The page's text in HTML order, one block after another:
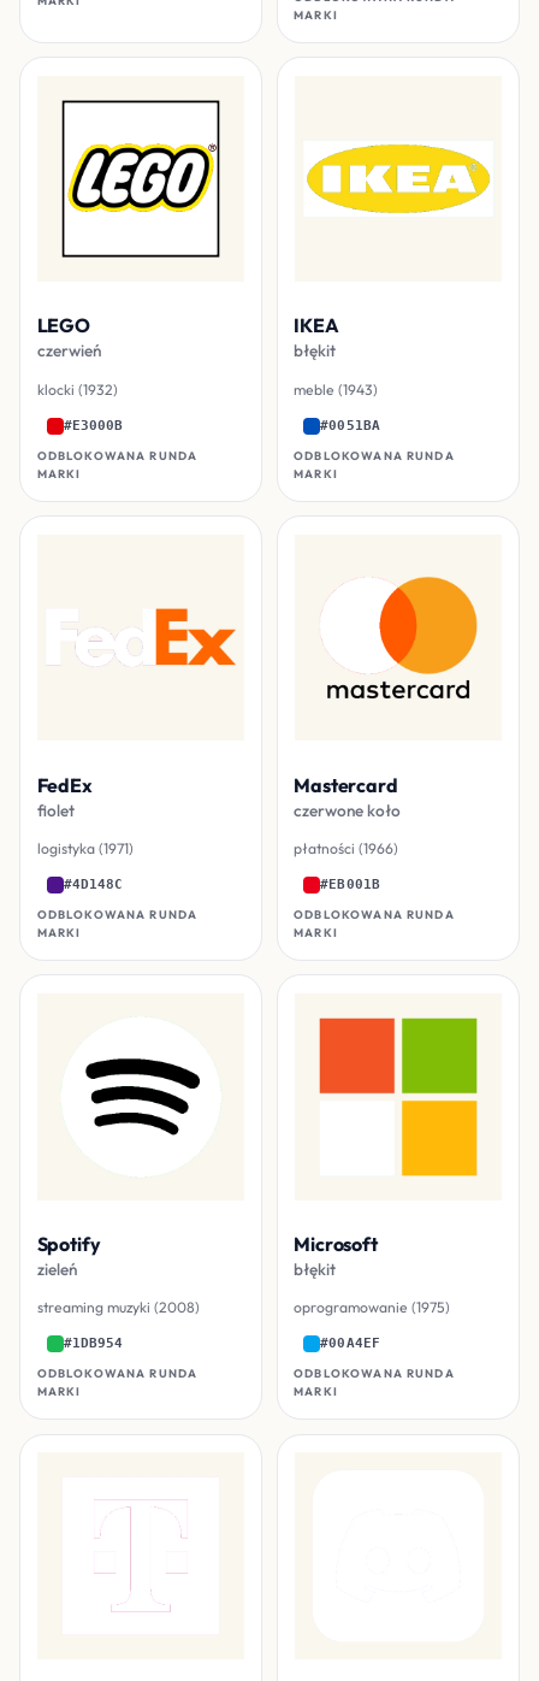
MARKI
LEGO
czerwień
klocki (1932)
#E3000B
ODBLOKOWANA RUNDA
MARKI
IKEA
błękit
meble (1943)
#0051BA
ODBLOKOWANA RUNDA
MARKI
FedEx
fiolet
logistyka (1971)
#4D148C
ODBLOKOWANA RUNDA
MARKI
Mastercard
czerwone koło
płatności (1966)
#EB001B
ODBLOKOWANA RUNDA
MARKI
Spotify
zieleń
streaming muzyki (2008)
#1DB954
ODBLOKOWANA RUNDA
MARKI
Microsoft
błękit
oprogramowanie (1975)
#00A4EF
ODBLOKOWANA RUNDA
MARKI